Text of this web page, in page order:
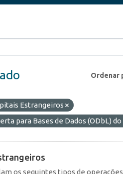
Ordenar
Estrangeiros
para Bases de Dados (ODbL)
os seguintes tipos de